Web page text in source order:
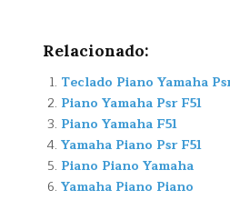
Relacionado:
Teclado Piano Yamaha
Piano Yamaha Psr F51
Piano Yamaha F51
Yamaha Piano Psr F51
Piano Piano Yamaha
Yamaha Piano Piano